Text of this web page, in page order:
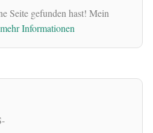
Seite gefunden hast! Mein
Informationen